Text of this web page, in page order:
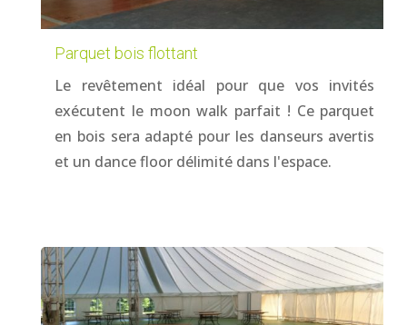
Parquet bois flottant
Le revêtement idéal pour que vos invités
exécutent le moon walk parfait ! Ce parquet
en bois sera adapté pour les danseurs avertis
et un dance floor délimité dans l'espace.